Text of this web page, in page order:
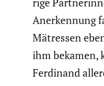
Anerken­nung
Mätressen
ihm bekamen,
Ferdinand